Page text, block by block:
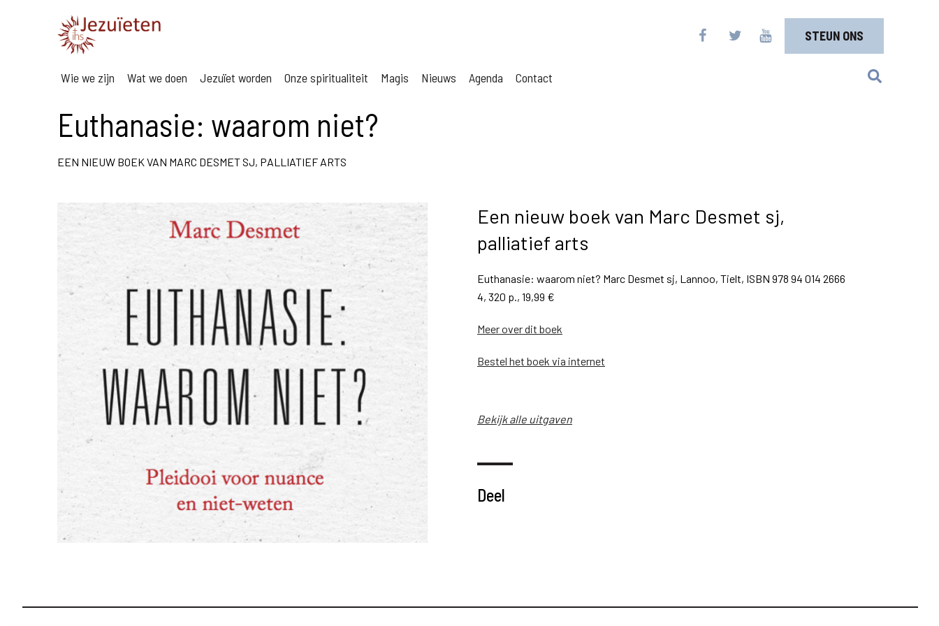
STEUN ONS
Wie we zijn Wat we doen Jezuïet worden Onze spiritualiteit Magis Nieuws Agenda Contact
Euthanasie: waarom niet?
EEN NIEUW BOEK VAN MARC DESMET SJ, PALLIATIEF ARTS
Een nieuw boek van Marc Desmet sj,
palliatief arts
Euthanasie: waarom niet? Marc Desmet sj, Lannoo, Tielt, ISBN 978 94 014 2666
4, 320 p., 19,99 €
Meer over dit boek
Bestel het boek via internet
Bekijk alle uitgaven
Deel